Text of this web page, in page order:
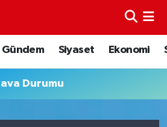
Gündem Siyaset Ekonomi
Durumu